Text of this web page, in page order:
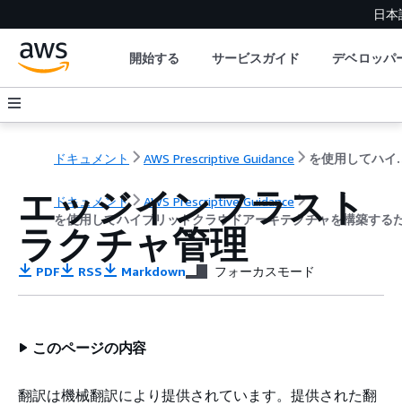
日本
開始する サービスガイド デベロッパ
ドキュメント AWS Prescriptive Guidance を使用してハイブリッ
ドキュメント
AWS Prescriptive Guidance
を使用してハイブリッドクラウドアーキテクチャを構築する
エッジインフラスト
ラクチャ管理
PDF RSS Markdown フォーカスモード
このページの内容
翻訳は機械翻訳により提供されています。提供された翻